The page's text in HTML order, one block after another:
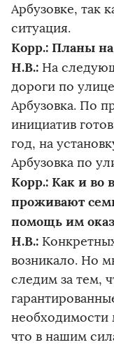
Арбузовке, так
ситуация.
Корр.: Планы
Н.В.: На
дороги по
Арбузовка. По
инициатив
год, на
Арбузовка по
Корр.: Как и во
проживают
помощь им
Н.В.:
возникало. Но
следим за тем,
необходимости
что в нашим